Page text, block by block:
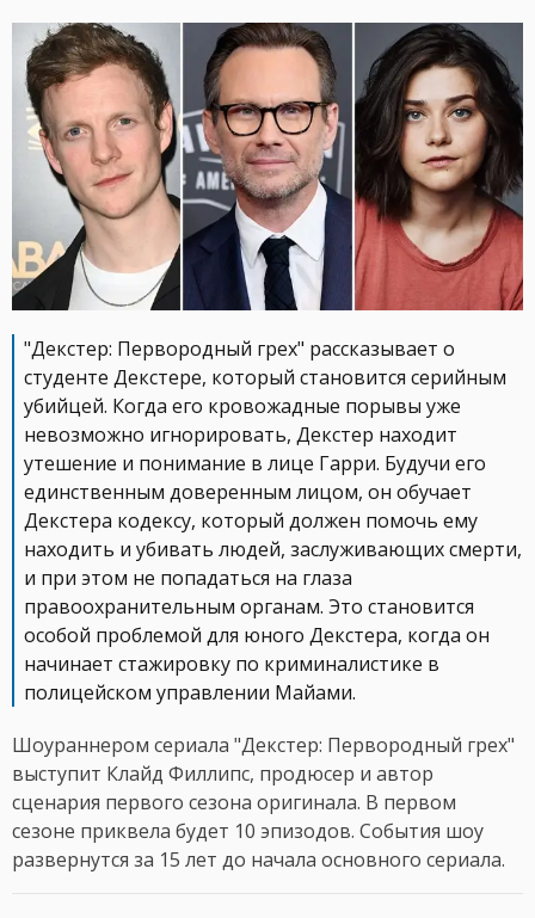
"Декстер: Первородный грех" рассказывает о
студенте Декстере, который становится серийным
убийцей. Когда его кровожадные порывы уже
невозможно игнорировать, Декстер находит
утешение и понимание в лице Гарри. Будучи его
единственным доверенным лицом, он обучает
Декстера кодексу, который должен помочь ему
находить и убивать людей, заслуживающих смерти,
и при этом не попадаться на глаза
правоохранительным органам. Это становится
особой проблемой для юного Декстера, когда он
начинает стажировку по криминалистике в
полицейском управлении Майами.
Шоураннером сериала "Декстер: Первородный грех"
выступит Клайд Филлипс, продюсер и автор
сценария первого сезона оригинала. В первом
сезоне приквела будет 10 эпизодов. События шоу
развернутся за 15 лет до начала основного сериала.